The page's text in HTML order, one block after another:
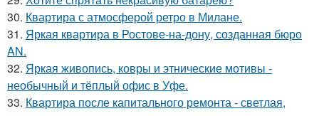
30. Квартира с атмосферой ретро в Милане.
31. Яркая квартира в Ростове-на-дону, созданная бюро
AN.
32. Яркая живопись, ковры и этнические мотивы -
необычный и тёплый офис в Уфе.
33. Квартира после капитального ремонта - светлая,